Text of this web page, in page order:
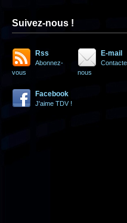
Suivez-nous !
Rss
Abonnez-
vous
E-mail
nous
Facebook
J'aime TDV !